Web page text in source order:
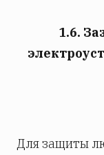
1.6.
Для защиты